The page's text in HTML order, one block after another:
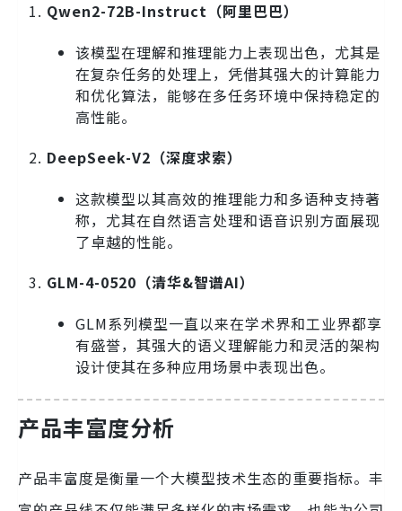
Qwen2-72B-Instruct（阿里巴巴）
该模型在理解和推理能力上表现出色，尤其是
在复杂任务的处理上，凭借其强大的计算能力
和优化算法，能够在多任务环境中保持稳定的
高性能。
DeepSeek-V2（深度求索）
这款模型以其高效的推理能力和多语种支持著
称，尤其在自然语言处理和语音识别方面展现
了卓越的性能。
GLM-4-0520（清华&智谱AI）
GLM系列模型一直以来在学术界和工业界都享
有盛誉，其强大的语义理解能力和灵活的架构
设计使其在多种应用场景中表现出色。
产品丰富度分析
产品丰富度是衡量一个大模型技术生态的重要指标。丰